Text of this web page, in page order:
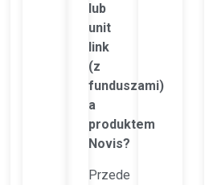
lub
unit
link
(z
funduszami)
a
produktem
Novis?
Przede